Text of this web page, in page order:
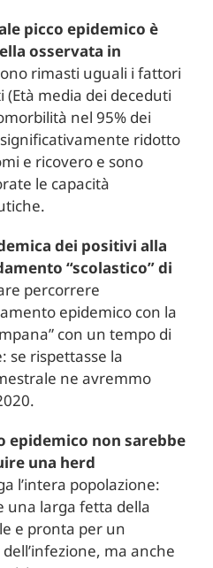
picco epidemico è
osservata in
rimasti uguali i fattori
(Età media dei deceduti
nel 95% dei
ridotto
e ricovero e sono
le capacità
dei positivi alla
“scolastico” di
percorrere
epidemico con la
con un tempo di
se rispettasse la
ne avremmo
epidemico non sarebbe
una herd
l’intera popolazione:
una larga fetta della
e pronta per un
ma anche